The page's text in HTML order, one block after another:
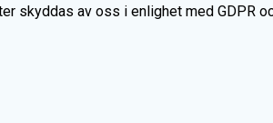
skyddas av oss i enlighet med GDPR